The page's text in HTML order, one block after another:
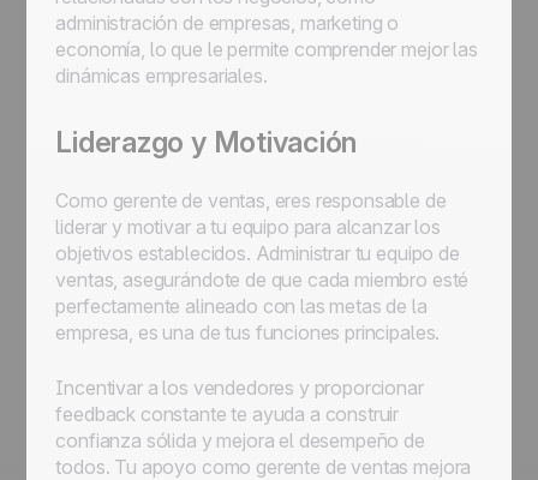
administración de empresas, marketing o
economía, lo que le permite comprender mejor las
dinámicas empresariales.
Liderazgo y Motivación
Como gerente de ventas, eres responsable de
liderar y motivar a tu equipo para alcanzar los
objetivos establecidos. Administrar tu equipo de
ventas, asegurándote de que cada miembro esté
perfectamente alineado con las metas de la
empresa, es una de tus funciones principales.
Incentivar a los vendedores y proporcionar
feedback constante te ayuda a construir
confianza sólida y mejora el desempeño de
todos. Tu apoyo como gerente de ventas mejora